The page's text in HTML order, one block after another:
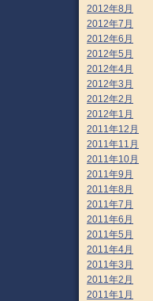
2012年8月
2012年7月
2012年6月
2012年5月
2012年4月
2012年3月
2012年2月
2012年1月
2011年12月
2011年11月
2011年10月
2011年9月
2011年8月
2011年7月
2011年6月
2011年5月
2011年4月
2011年3月
2011年2月
2011年1月